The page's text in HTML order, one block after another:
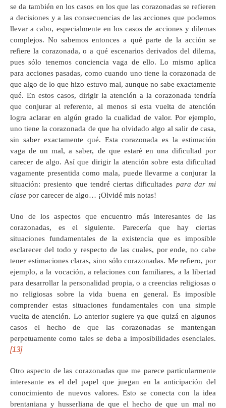
se da también en los casos en los que las corazonadas se refieren
a decisiones y a las consecuencias de las acciones que podemos
llevar a cabo, especialmente en los casos de acciones y dilemas
complejos. No sabemos entonces a qué parte de la acción se
refiere la corazonada, o a qué escenarios derivados del dilema,
pues sólo tenemos conciencia vaga de ello. Lo mismo aplica
para acciones pasadas, como cuando uno tiene la corazonada de
que algo de lo que hizo estuvo mal, aunque no sabe exactamente
qué. En estos casos, dirigir la atención a la corazonada tendría
que conjurar al referente, al menos si esta vuelta de atención
logra aclarar en algún grado la cualidad de valor. Por ejemplo,
uno tiene la corazonada de que ha olvidado algo al salir de casa,
sin saber exactamente qué. Esta corazonada es la estimación
vaga de un mal, a saber, de que estaré en una dificultad por
carecer de algo. Así que dirigir la atención sobre esta dificultad
vagamente presentida como mala, puede llevarme a conjurar la
situación: presiento que tendré ciertas dificultades para dar mi
clase por carecer de algo… ¡Olvidé mis notas!
Uno de los aspectos que encuentro más interesantes de las
corazonadas, es el siguiente. Parecería que hay ciertas
situaciones fundamentales de la existencia que es imposible
esclarecer del todo y respecto de las cuales, por ende, no cabe
tener estimaciones claras, sino sólo corazonadas. Me refiero, por
ejemplo, a la vocación, a relaciones con familiares, a la libertad
para desarrollar la personalidad propia, o a creencias religiosas o
no religiosas sobre la vida buena en general. Es imposible
comprender estas situaciones fundamentales con una simple
vuelta de atención. Lo anterior sugiere ya que quizá en algunos
casos el hecho de que las corazonadas se mantengan
perpetuamente como tales se deba a imposibilidades esenciales.
[13]
Otro aspecto de las corazonadas que me parece particularmente
interesante es el del papel que juegan en la anticipación del
conocimiento de nuevos valores. Esto se conecta con la idea
brentaniana y husserliana de que el hecho de que un mal no